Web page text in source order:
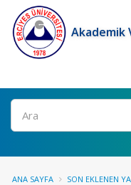
Akademik
Ara
ANA SAYFA SON EKLENEN